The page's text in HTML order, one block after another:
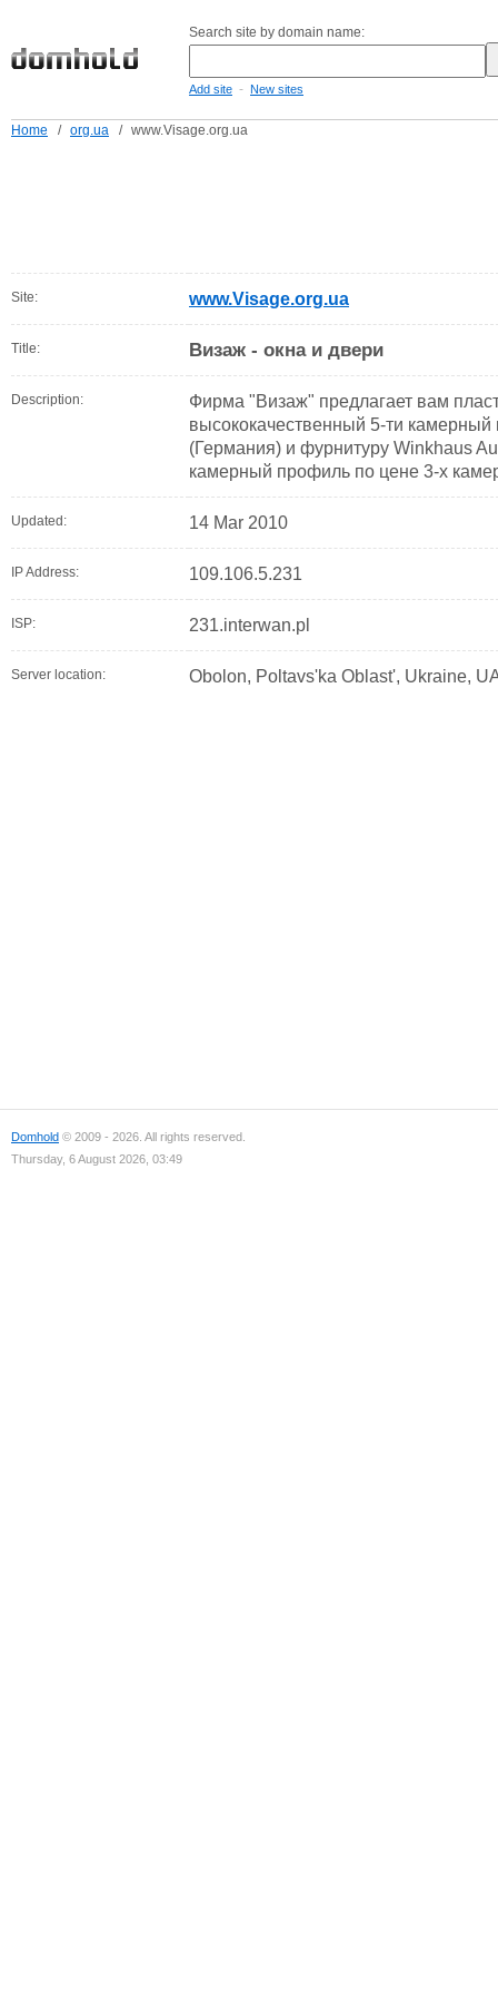
Search site by domain name:
Add site - New sites
Home / org.ua / www.Visage.org.ua
Site: www.Visage.org.ua
Title: Визаж - окна и двери
Description:
Фирма "Визаж" предлагает вам
высококачественный 5-ти
(Германия) и фурнитуру Winkhaus
камерный профиль по цене 3-х
Updated: 14 Mar 2010
IP Address: 109.106.5.231
ISP: 231.interwan.pl
Server location: Obolon, Poltavs'ka Oblast', Ukraine,
Domhold © 2009 - 2026. All rights reserved.
Thursday, 6 August 2026, 03:49